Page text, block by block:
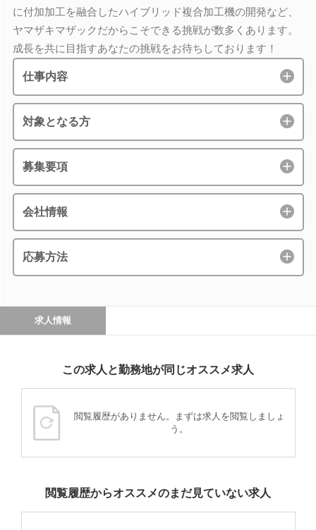
に付加加工を融合したハイブリッド複合加工機の開発など、
ヤマザキマザックだからこそできる挑戦が数多くあります。
成長を共に目指すあなたの挑戦をお待ちしております！
仕事内容
対象となる方
募集要項
会社情報
応募方法
求人情報
この求人と勤務地が同じオススメ求人
閲覧履歴がありません。まずは求人を閲覧しましょ
う。
閲覧履歴からオススメのまだ見ていない求人